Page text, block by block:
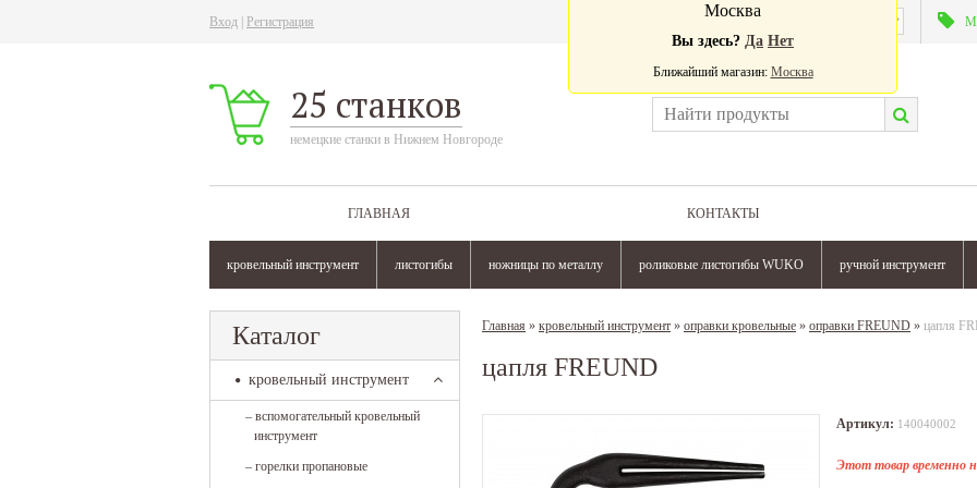
Вход Регистрация
25 станков
немецкие станки в Нижнем Новгороде
ГЛАВНАЯ КОНТАКТЫ
кровельный инструмент листогибы ножницы по металлу роликовые листогибы WUKO ручной инструмент
Москва
Вы здесь? Да Нет
Ближайший магазин: Москва
Каталог
кровельный инструмент
– вспомогательный кровельный
инструмент
– горелки пропановые
Главная » кровельный инструмент » оправки кровельные » оправки FREUND » цапля
цапля FREUND
Артикул: 140040002
Этот товар временно